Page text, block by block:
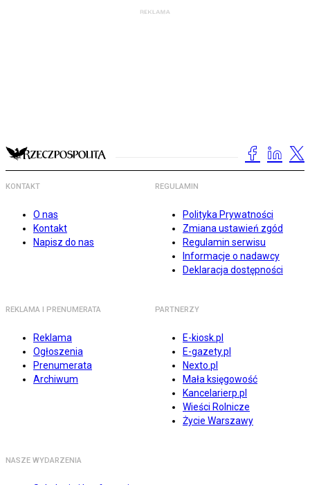
KONTAKT
O nas
Kontakt
Napisz do nas
REGULAMIN
Polityka Prywatności
Zmiana ustawień zgód
Regulamin serwisu
Informacje o nadawcy
Deklaracja dostępności
REKLAMA I PRENUMERATA
Reklama
Ogłoszenia
Prenumerata
Archiwum
PARTNERZY
E-kiosk.pl
E-gazety.pl
Nexto.pl
Mała księgowość
Kancelarierp.pl
Wieści Rolnicze
Życie Warszawy
NASZE WYDARZENIA